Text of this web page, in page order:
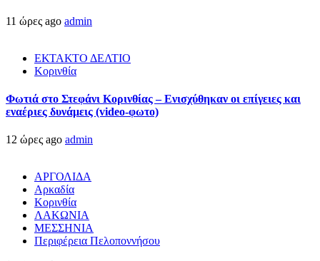
11 ώρες ago admin
ΕΚΤΑΚΤΟ ΔΕΛΤΙΟ
Κορινθία
Φωτιά στο Στεφάνι Κορινθίας – Ενισχύθηκαν οι επίγειες και
εναέριες δυνάμεις (video-φωτο)
12 ώρες ago admin
ΑΡΓΟΛΙΔΑ
Αρκαδία
Κορινθία
ΛΑΚΩΝΙΑ
ΜΕΣΣΗΝΙΑ
Περιφέρεια Πελοποννήσου